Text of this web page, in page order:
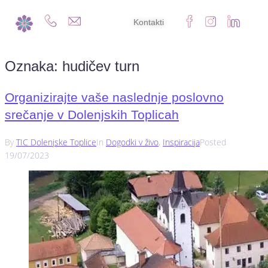
Kontakti
Oznaka: hudičev turn
Organizirajte vaše naslednje poslovno
srečanje v Dolenjskih Toplicah
By TIC Dolenjske TopliceIn Dogodki v živo, InspiracijaPosted
19/07/2023